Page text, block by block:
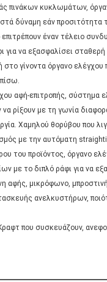
πινάκων κυκλωμάτων,
δύναμη εάν
έναν τέλειο
να εξασφαλίσει
στο γίνοντα όργανο
αφή-επιτροπής, σύστημα
ρίξουν με τη γωνία
Χαμηλού θορύβου που
με την αυτόματη
του προϊόντος, όργανο
με το διπλό ράφι για να
μικρόφωνο,
ανελκυστήρων,
που συσκευάζουν,